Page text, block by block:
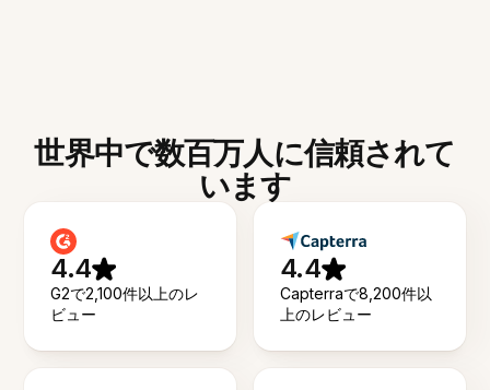
世界中で数百万人に信頼されて
います
4.4
G2で2,100件以上のレ
ビュー
4.4
Capterraで8,200件以
上のレビュー